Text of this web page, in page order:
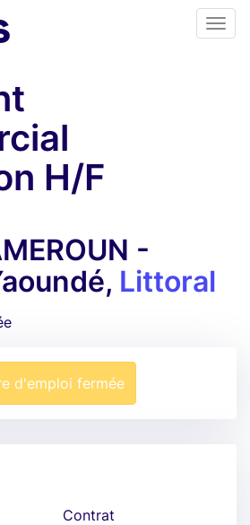
H/F
-
Littoral
d'emploi fermée
Contrat